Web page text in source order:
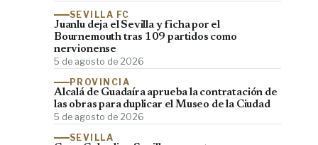
SEVILLA FC
Juanlu deja el Sevilla y ficha por el
Bournemouth tras 109 partidos como
nervionense
5 de agosto de 2026
PROVINCIA
Alcalá de Guadaíra aprueba la contratación de
las obras para duplicar el Museo de la Ciudad
5 de agosto de 2026
SEVILLA